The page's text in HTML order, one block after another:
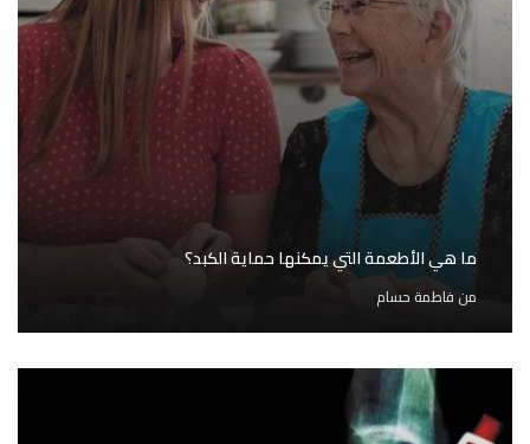
ما هي الأطعمة التي يمكنها حماية الكبد؟
منفاطمة حسام